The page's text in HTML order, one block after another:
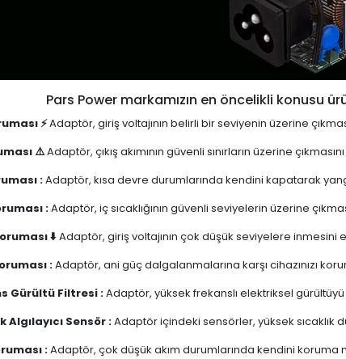
Pars Power markamızın en öncelikli konusu
⚡Adaptör, giriş voltajının belirli bir seviyenin üzerine
⚠️Adaptör, çıkış akımının güvenli sınırların üzerine
:Adaptör, kısa devre durumlarında kendini kapatarak
:Adaptör, iç sıcaklığının güvenli seviyelerin üzerine
⬇️Adaptör, giriş voltajının çok düşük seviyelere
:Adaptör, ani güç dalgalanmalarına karşı cihazınızı
Gürültü Filtresi :Adaptör, yüksek frekanslı elektriksel
Algılayıcı Sensör :Adaptör içindeki sensörler, yüksek sıcaklık
:Adaptör, çok düşük akım durumlarında kendini